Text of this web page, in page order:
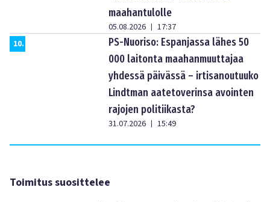
maahantulolle
05.08.2026 | 17:37
10.
PS-Nuoriso: Espanjassa lähes 50
000 laitonta maahanmuuttajaa
yhdessä päivässä – irtisanoutuuko
Lindtman aatetoverinsa avointen
rajojen politiikasta?
31.07.2026 | 15:49
Toimitus suosittelee